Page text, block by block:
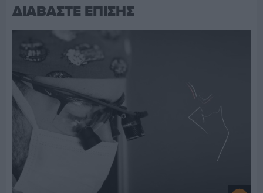
ΔΙΑΒΑΣΤΕ ΕΠΙΣΗΣ